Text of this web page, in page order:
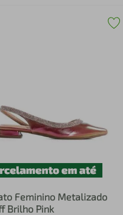
Feminino Metalizado
Brilho Pink